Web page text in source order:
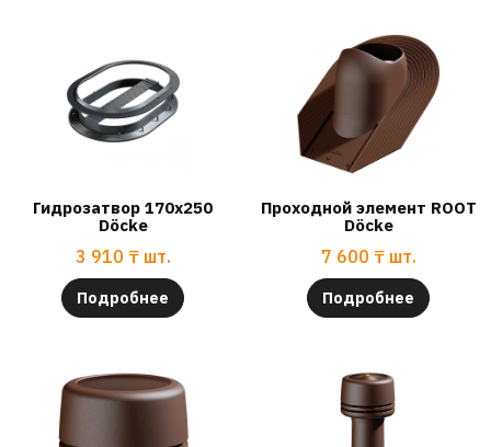
Гидрозатвор 170х250
Döcke
3 910 ₸ шт.
Подробнее
Проходной элемент ROOT
Döcke
7 600 ₸ шт.
Подробнее